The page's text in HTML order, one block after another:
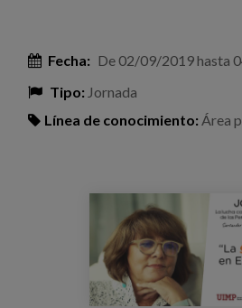
Formación
Eventos
Trabaja con nosotros
Fecha: De02/09/2019hasta
Tipo: Jornada
Línea de conocimiento: Área